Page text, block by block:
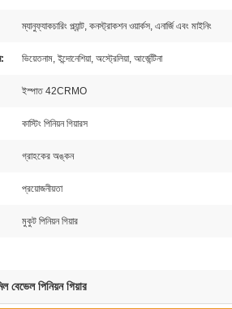
ম্যানুফ্যাকচারিং প্ল্যান্ট, কনস্ট্রাকশন ওয়ার্কস, এনার্জি এবং মাইনিং
ভিয়েতনাম, ইন্দোনেশিয়া, অস্ট্রেলিয়া, আর্জেন্টিনা
ইস্পাত 42CRMO
কাস্টিং পিনিয়ন গিয়ারস
গ্রাহকের অঙ্কন
প্রয়োজনীয়তা
মুকুট পিনিয়ন গিয়ার
বেভেল পিনিয়ন গিয়ার